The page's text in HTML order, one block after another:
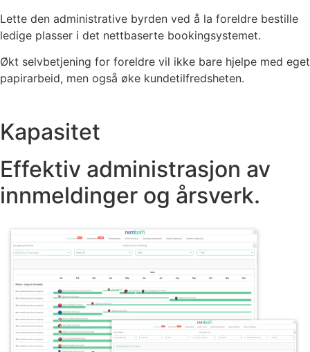
Lette den administrative byrden ved å la foreldre bestille
ledige plasser i det nettbaserte bookingsystemet.
Økt selvbetjening for foreldre vil ikke bare hjelpe med eget
papirarbeid, men også øke kundetilfredsheten.
Kapasitet
Effektiv administrasjon av
innmeldinger og årsverk.